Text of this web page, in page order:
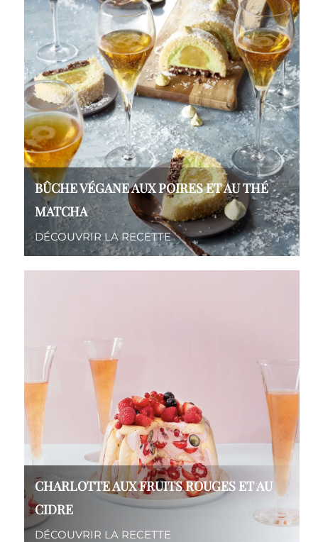
BÛCHE VÉGANE AUX POIRES ET AU THÉ
MATCHA
DÉCOUVRIR LA RECETTE
CHARLOTTE AUX FRUITS ROUGES ET AU
CIDRE
DÉCOUVRIR LA RECETTE